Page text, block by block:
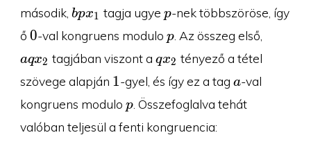
második, bpx_1
bpx1 tagja ugye p
p-nek többszöröse, így
ő 0
0-val kongruens modulo p
p. Az összeg első,
aqx2 tagjában viszont aqx_2
qx2 tényező a tétel
szövege alapján 1
1-gyel, és így ez a tag a
a-val
kongruens modulo p
p. Összefoglalva tehát
valóban teljesül a fenti kongruencia: